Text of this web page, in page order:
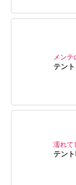
メンテ
テン
濡れて
テン